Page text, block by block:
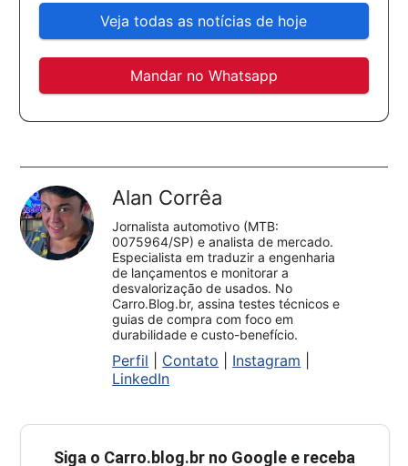
Veja todas as notícias de hoje
Mandar no Whatsapp
Alan Corrêa
Jornalista automotivo (MTB:
0075964/SP) e analista de mercado.
Especialista em traduzir a engenharia
de lançamentos e monitorar a
desvalorização de usados. No
Carro.Blog.br, assina testes técnicos e
guias de compra com foco em
durabilidade e custo-benefício.
Perfil Contato Instagram
LinkedIn
Siga o Carro.blog.br no Google e receba